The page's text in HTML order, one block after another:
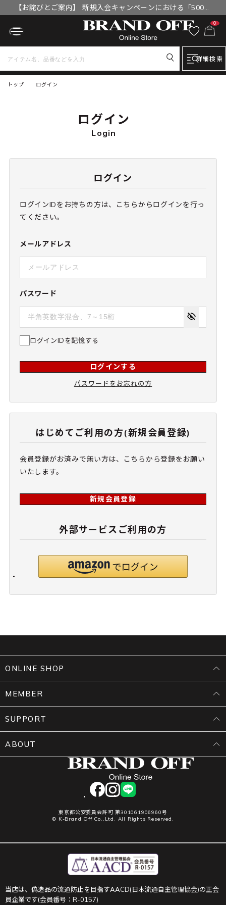
【お詫びとご案内】 新規入会キャンペーンにおける「500円
OFFクーポン」付与漏れと補填について
0
詳細検索
トップ ログイン
ログイン
Login
ログイン
ログインIDをお持ちの方は、こちらからログインを行っ
てください。
メールアドレス
パスワード
ログインIDを記憶する
ログインする
パスワードをお忘れの方
はじめてご利用の方(新規会員登録)
会員登録がお済みで無い方は、こちらから登録をお願い
いたします。
新規会員登録
外部サービスご利用の方
facebookinstagram
LINE
東京都公安委員会許可 第301061906960号
© K-Brand Off Co.,Ltd. All Rights Reserved.
ONLINE SHOP
MEMBER
SUPPORT
ABOUT
当店は、偽造品の流通防止を目指すAACD(日本流通自主管理協会)の正会
員企業です(会員番号：R-0157)